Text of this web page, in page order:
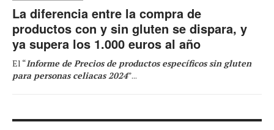
La diferencia entre la compra de
productos con y sin gluten se dispara, y
ya supera los 1.000 euros al año
El “Informe de Precios de productos específicos sin gluten
para personas celiacas 2024”...